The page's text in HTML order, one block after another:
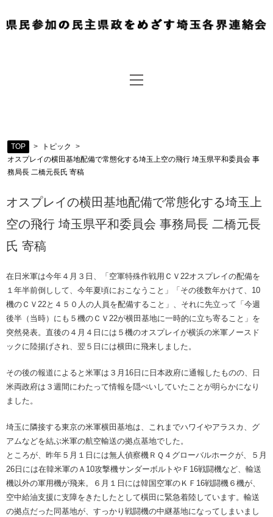
TOP > トピック
>
オスプレイの横田基地配備で常態化する埼玉上空の飛行 埼玉県平和委員会 事
務局長 二橋元長氏 寄稿
オスプレイの横田基地配備で常態化する埼玉上
空の飛行 埼玉県平和委員会 事務局長 二橋元長
氏 寄稿
在日米軍は今年４月３日、「空軍特殊作戦用ＣＶ22オスプレイの配備を
１年半前倒しして、今年夏頃におこなうこと」「その後数年かけて、10
機のＣＶ22と４５０人の人員を配備すること」、それに先立って「今週
後半（当時）にも５機のＣＶ22が横田基地に一時的に立ち寄ること」を
突然発表。直後の４月４日には５機のオスプレイが横浜の米軍ノースド
ックに陸揚げされ、翌５日には横田に飛来しました。
その後の報道によると米軍は３月16日に日本政府に通報したものの、日
米両政府は３週間にわたって情報を隠ぺいしていたことが明らかになり
ました。
埼玉に隣接する東京の米軍横田基地は、これまでハワイやアラスカ、グ
アムなどを結ぶ米軍の航空輸送の拠点基地でした。
ところが、昨年５月１日には無人偵察機ＲＱ４グローバルホークが、５月
26日には在韓米軍のＡ10攻撃機サンダーボルトやＦ16戦闘機など、輸送
機以外の軍用機が飛来。６月１日には韓国空軍のＫＦ16戦闘機６機が、
空中給油支援に支障をきたしたとして橫田に緊急着陸しています。輸送
の拠点だった同基地が、すっかり戦闘機の中継基地になってしまいまし